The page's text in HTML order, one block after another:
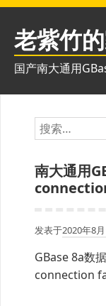
跳
老紫竹
国产南大通用
搜
索：
南大通用
发表于2020年8
GBase 8a数
connection